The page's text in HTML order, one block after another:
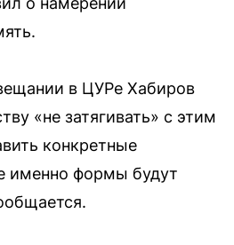
в ЦУРе Хабиров
«не затягивать» с этим
конкретные
именно формы будут